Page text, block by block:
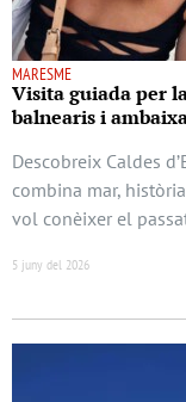
MARESME
Visita guiada per
balnearis i
Descobreix Caldes
combina mar,
vol conèixer el
5 juny del 2026